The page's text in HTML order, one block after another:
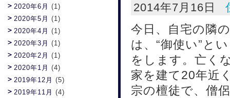
2014年7月16日
今日、自宅の隣
は、“御使い”と
をします。亡く
家を建て20年近
宗の檀徒で、僧
2020年6月 (1)
2020年5月 (1)
2020年4月 (1)
2020年3月 (1)
2020年2月 (1)
2020年1月 (4)
2019年12月 (5)
2019年11月 (4)